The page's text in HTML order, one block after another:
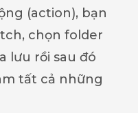
(action), bạn
chọn folder
lưu rồi sau đó
tất cả những